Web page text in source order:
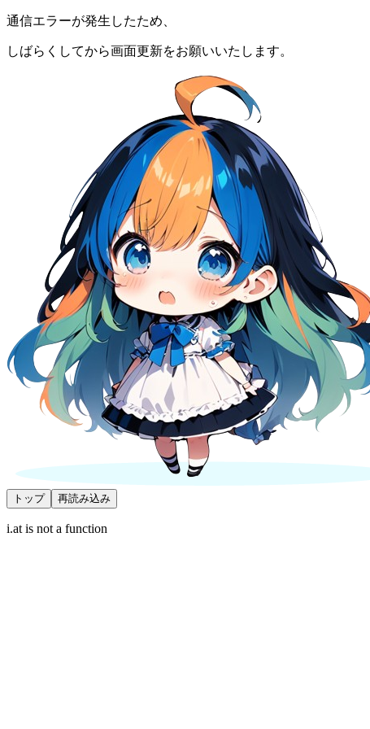
通信エラーが発生したため、
しばらくしてから画面更新をお願いいたします。
トップ 再読み込み
i.at is not a function